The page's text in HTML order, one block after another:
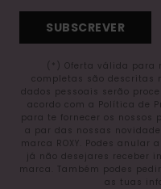
SUBSCREVER
(*) Oferta válida para
completas são descritas
dados pessoais serão
acordo com a Política de
para te fornecer os nossos
a par das nossas
marca ROXY. Podes
já não desejares receber
marca. Também podes
as tuas